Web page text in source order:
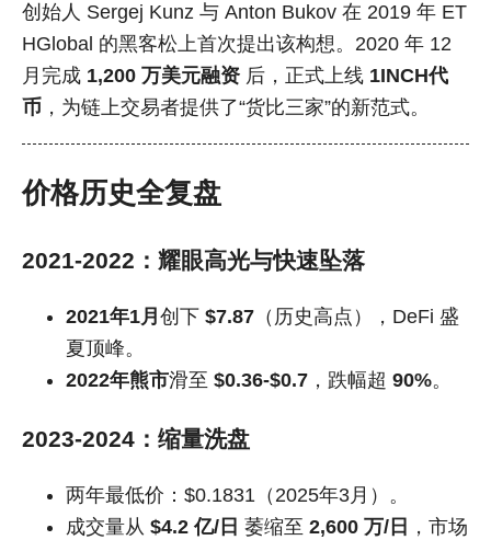
创始人 Sergej Kunz 与 Anton Bukov 在 2019 年 ET
HGlobal 的黑客松上首次提出该构想。2020 年 12
月完成 1,200 万美元融资 后，正式上线 1INCH代
币 ，为链上交易者提供了“货比三家”的新范式。
价格历史全复盘
2021-2022：耀眼高光与快速坠落
2021年1月 创下 $7.87 （历史高点），DeFi 盛
夏顶峰。
2022年熊市滑至 $0.36-$0.7 ，跌幅超 90%。
2023-2024：缩量洗盘
两年最低价：$0.1831（2025年3月）。
成交量从 $4.2 亿/日 萎缩至 2,600 万/日 ，市场